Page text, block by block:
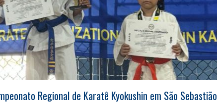
Regional de Karatê Kyokushin em São Sebastião